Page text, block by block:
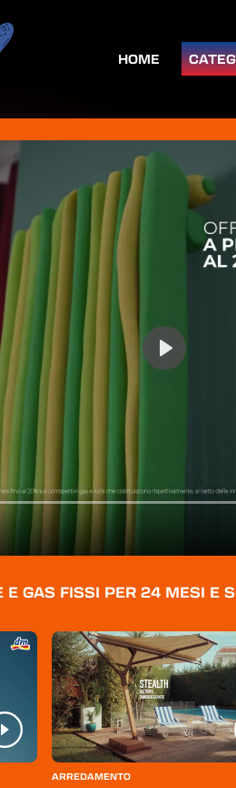
HOME
E GAS FISSI PER 24 MESI E
ARREDAMENTO